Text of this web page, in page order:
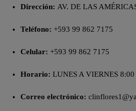
Dirección: AV. DE LAS
Teléfono: +593 99 862 7175
Celular: +593 99 862 7175
Horario: LUNES A VIERNES
Correo electrónico: